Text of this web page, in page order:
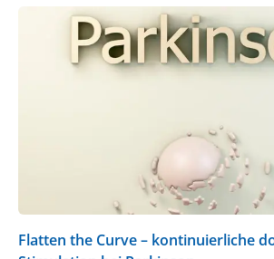
Option. Mit dem MRT-gesteuerten
Ultraschall (MRgFUS) gibt es seit
Alternative: Neu dabei ist der Einsatz
helmförmigen Ultraschallwandlers,
Flatten the Curve – kontinuierliche